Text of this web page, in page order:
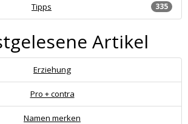
335
Tipps
Artikel
Erziehung
Pro + contra
Namen merken